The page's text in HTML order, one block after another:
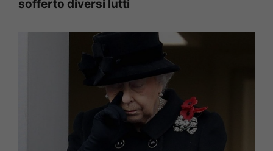
sofferto diversi lutti